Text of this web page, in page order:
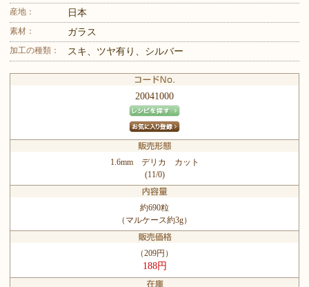
産地： 日本
素材： ガラス
加工の種類： スキ、ツヤ有り、シルバー
20041000
1.6mm デリカ カット
(11/0)
約690粒
（マルケース約3g）
（209円）
188円